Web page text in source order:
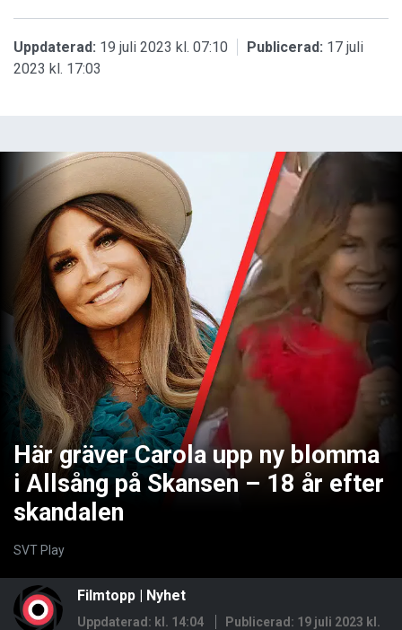
Uppdaterad: 19 juli 2023 kl. 07:10 Publicerad: 17 juli
2023 kl. 17:03
Här gräver Carola upp ny blomma
i Allsång på Skansen – 18 år efter
skandalen
SVT Play
Filmtopp | Nyhet
Uppdaterad: kl. 14:04 Publicerad: 19 juli 2023 kl.